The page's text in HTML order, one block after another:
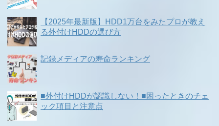
【2025年最新版】HDD1万台をみたプロが教え
る外付けHDDの選び方
記録メディアの寿命ランキング
■外付けHDDが認識しない！■困ったときのチェ
ック項目と注意点